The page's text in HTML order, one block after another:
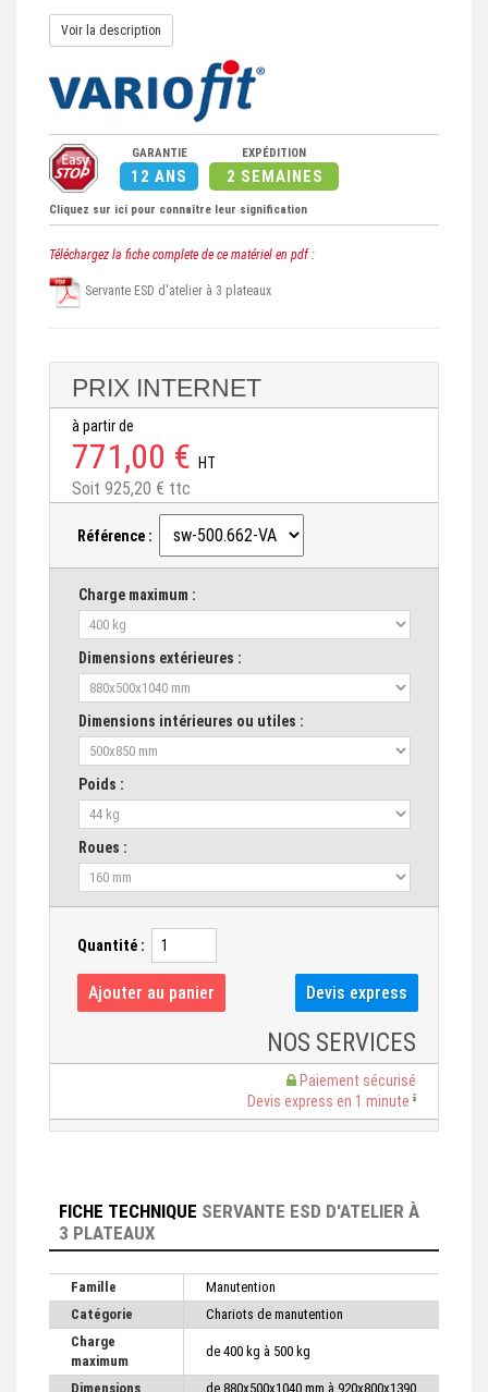
Voir la description
GARANTIE
12 ANS
EXPÉDITION
2 SEMAINES
Cliquez sur ici pour connaître leur signification
Téléchargez la fiche complete de ce matériel en pdf :
Servante ESD d'atelier à 3 plateaux
PRIX INTERNET
à partir de
771,00 € HT
Soit 925,20 € ttc
Référence :
Charge maximum :
Dimensions extérieures :
Dimensions intérieures ou utiles :
Poids :
Roues :
Quantité :
NOS SERVICES
Paiement sécurisé
Devis express en 1 minute
FICHE TECHNIQUE SERVANTE ESD D'ATELIER À
3 PLATEAUX
Famille
Manutention
Catégorie
Chariots de manutention
Charge
maximum
de 400 kg à 500 kg
Dimensions de 880x500x1040 mm à 920x800x1390